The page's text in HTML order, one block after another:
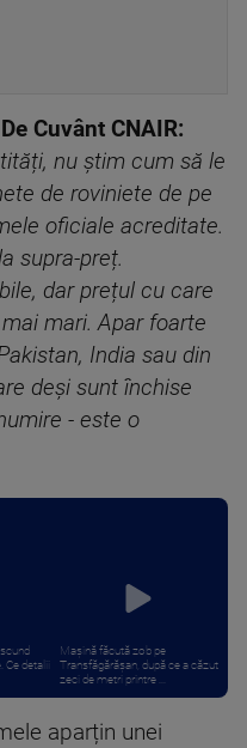
Cuvânt CNAIR:
nu știm cum să le
de roviniete de pe
oficiale acreditate.
supra-preț.
dar prețul cu care
mari. Apar foarte
India sau din
deşi sunt închise
- este o
detalii
Mașină făcută zob pe
Transfăgărășan, după ce a căzut
zeci de metri printre ...
aparțin unei